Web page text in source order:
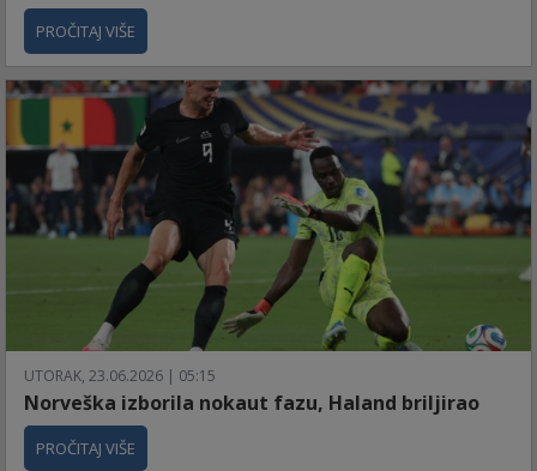
PROČITAJ VIŠE
UTORAK, 23.06.2026 | 05:15
Norveška izborila nokaut fazu, Haland briljirao
PROČITAJ VIŠE